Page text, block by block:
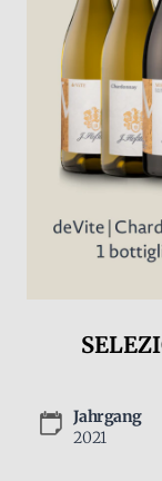
Jahrgang
2021